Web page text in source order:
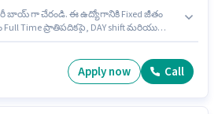
బాయ్ గా చేరండి. ఈ ఉద్యోగానికి Fixed జీతం
Time ప్రాతిపదికపై, DAY shift మరియు
Apply now Call